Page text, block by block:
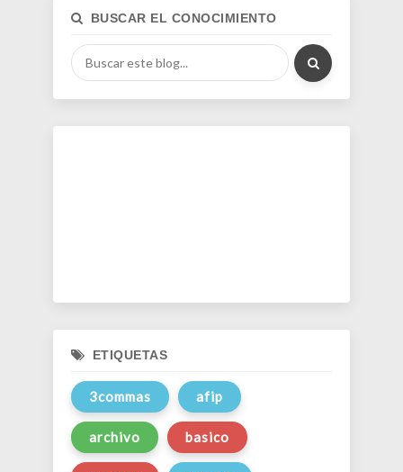
BUSCAR EL CONOCIMIENTO
ETIQUETAS
3commas afip
archivo basico